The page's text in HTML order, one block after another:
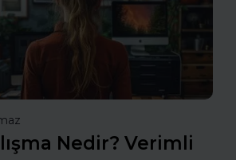
Nedir? Verimli